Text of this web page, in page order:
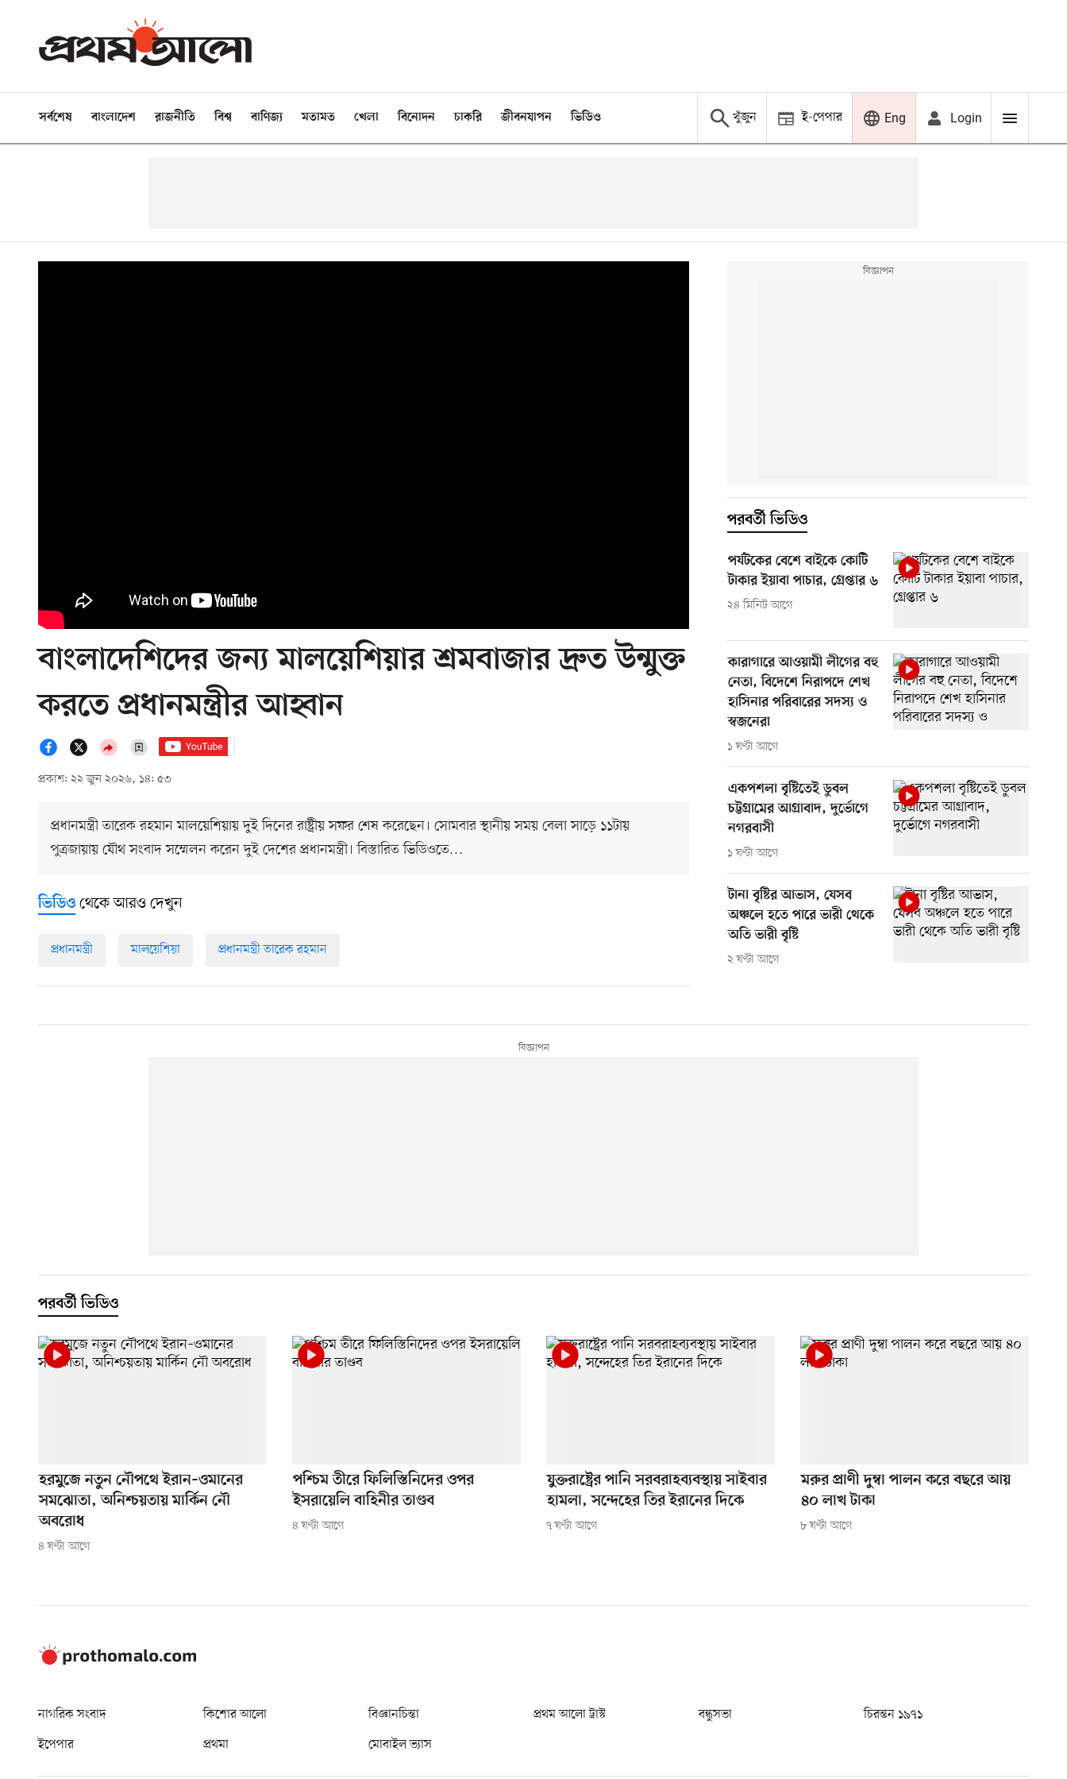
সর্বশেষ বাংলাদেশ রাজনীতি বিশ্ব বাণিজ্য মতামত খেলা বিনোদন চাকরি জীবনযাপন ভিডিও খুঁজুন ই-পেপার Eng Login
বাংলাদেশিদের জন্য মালয়েশিয়ার শ্রমবাজার দ্রুত উন্মুক্ত
করতে প্রধানমন্ত্রীর আহ্বান
প্রকাশ: ২২ জুন ২০২৬, ১৪: ৫৩
প্রধানমন্ত্রী তারেক রহমান মালয়েশিয়ায় দুই দিনের রাষ্ট্রীয় সফর শেষ করেছেন। সোমবার স্থানীয় সময় বেলা সাড়ে ১১টায়
পুত্রজায়ায় যৌথ সংবাদ সম্মেলন করেন দুই দেশের প্রধানমন্ত্রী। বিস্তারিত ভিডিওতে…
পরবর্তী ভিডিও
পর্যটকের বেশে বাইকে কোটি
টাকার ইয়াবা পাচার, গ্রেপ্তার ৬
২৪ মিনিট আগে
কারাগারে আওয়ামী লীগের বহু
নেতা, বিদেশে নিরাপদে শেখ
হাসিনার পরিবারের সদস্য ও
স্বজনেরা
১ ঘণ্টা আগে
একপশলা বৃষ্টিতেই ডুবল
চট্টগ্রামের আগ্রাবাদ, দুর্ভোগে
নগরবাসী
১ ঘণ্টা আগে
টানা বৃষ্টির আভাস, যেসব
অঞ্চলে হতে পারে ভারী থেকে
অতি ভারী বৃষ্টি
২ ঘণ্টা আগে
ভিডিও থেকে আরও দেখুন
প্রধানমন্ত্রী মালয়েশিয়া প্রধানমন্ত্রী তারেক রহমান
পরবর্তী ভিডিও
হরমুজে নতুন নৌপথে ইরান–ওমানের
সমঝোতা, অনিশ্চয়তায় মার্কিন নৌ
অবরোধ
৪ ঘণ্টা আগে
পশ্চিম তীরে ফিলিস্তিনিদের ওপর
ইসরায়েলি বাহিনীর তাণ্ডব
৪ ঘণ্টা আগে
যুক্তরাষ্ট্রের পানি সরবরাহব্যবস্থায় সাইবার
হামলা, সন্দেহের তির ইরানের দিকে
৭ ঘণ্টা আগে
মরুর প্রাণী দুম্বা পালন করে বছরে আয়
৪০ লাখ টাকা
৮ ঘণ্টা আগে
নাগরিক সংবাদ কিশোর আলো বিজ্ঞানচিন্তা প্রথম আলো ট্রাস্ট বন্ধুসভা
চিরন্তন ১৯৭১
ইপেপার
প্রথমা মোবাইল ভ্যাস